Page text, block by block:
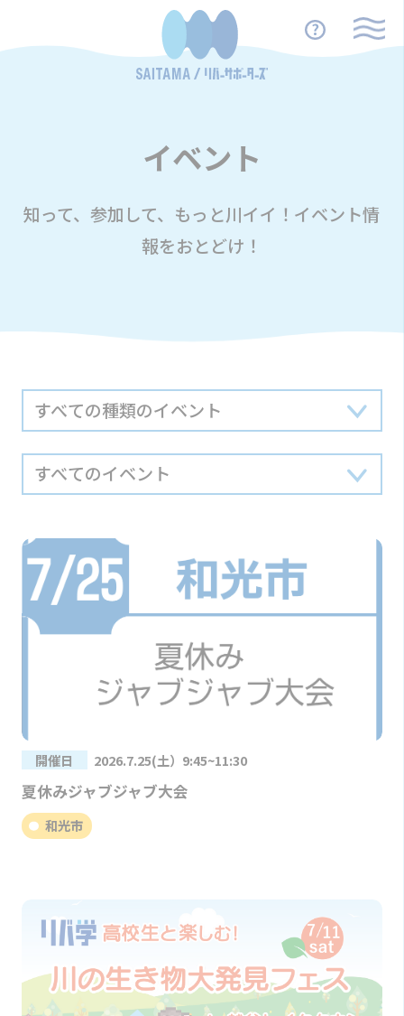
イベント
知って、参加して、もっと川イイ！イベント情
報をおとどけ！
開催日 2026.7.25(土）9:45~11:30
夏休みジャブジャブ大会
和光市